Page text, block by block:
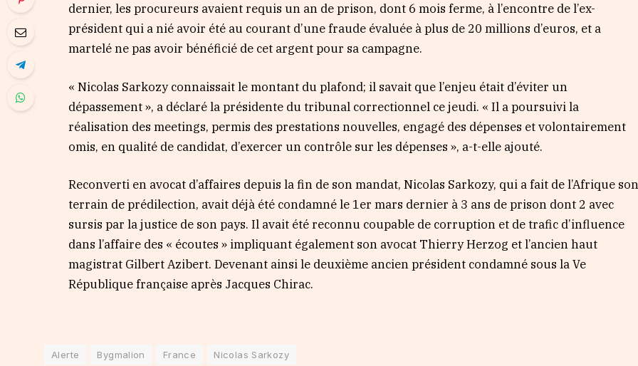
dernier, les procureurs avaient requis un an de prison, dont 6 mois ferme, à l’encontre de l’ex-
président qui a nié avoir été au courant d’une fraude évaluée à plus de 20 millions d’euros, et a
martelé ne pas avoir bénéficié de cet argent pour sa campagne.
« Nicolas Sarkozy connaissait le montant du plafond; il savait que l’enjeu était d’éviter un
dépassement », a déclaré la présidente du tribunal correctionnel ce jeudi. « Il a poursuivi la
réalisation des meetings, permis des prestations nouvelles, engagé des dépenses et volontairement
omis, en qualité de candidat, d’exercer un contrôle sur les dépenses », a-t-elle ajouté.
Reconverti en avocat d’affaires depuis la fin de son mandat, Nicolas Sarkozy, qui a fait de l’Afrique
terrain de prédilection, avait déjà été condamné le 1er mars dernier à 3 ans de prison dont 2 avec
sursis par la justice de son pays. Il avait été reconnu coupable de corruption et de trafic d’influence
dans l’affaire des « écoutes » impliquant également son avocat Thierry Herzog et l’ancien haut
magistrat Gilbert Azibert. Devenant ainsi le deuxième ancien président condamné sous la Ve
République française après Jacques Chirac.
Alerte Bygmalion France Nicolas Sarkozy